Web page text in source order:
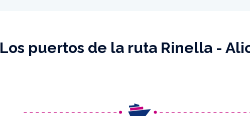
Los puertos de la ruta Rinella -